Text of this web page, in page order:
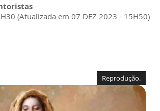
(Atualizada em 07 DEZ 2023 - 15H50)
Reprodução.